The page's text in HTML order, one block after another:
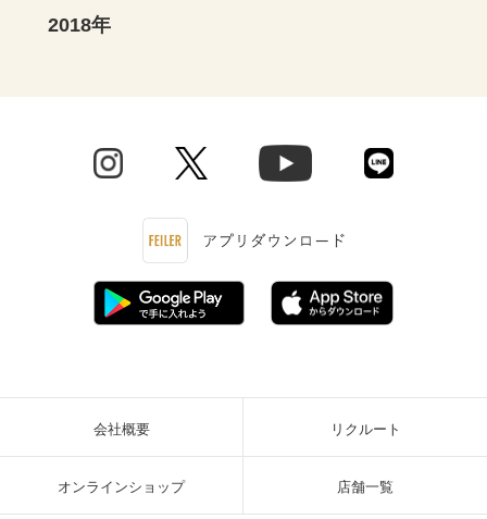
2018年
会社概要 リクルート
オンラインショップ 店舗一覧